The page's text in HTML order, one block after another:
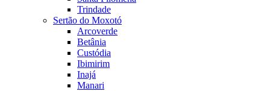
Trindade
Sertão do Moxotó
Arcoverde
Betânia
Custódia
Ibimirim
Inajá
Manari